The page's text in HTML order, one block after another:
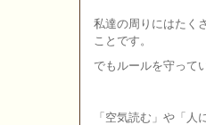
私達の周りにはたく
ことです。
でもルールを守って
「空気読む」や「